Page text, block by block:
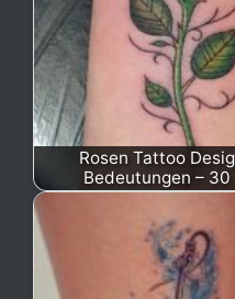
Rosen Tattoo
Bedeutungen – 30